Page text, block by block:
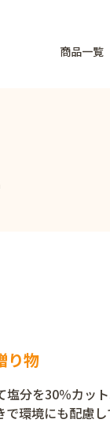
商品一覧
り物
分を30％カッ
環境にも配慮し